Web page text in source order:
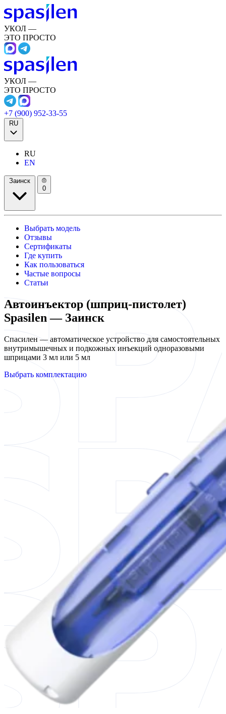
УКОЛ —
ЭТО ПРОСТО
УКОЛ —
ЭТО ПРОСТО
+7 (900) 952-33-55
RU
RU
EN
Заинск
0
Выбрать модель
Отзывы
Сертификаты
Где купить
Как пользоваться
Частые вопросы
Статьи
Автоинъектор (шприц-пистолет)
Spasilen — Заинск
Спасилен — автоматическое устройство для самостоятельных
внутримышечных и подкожных инъекций одноразовыми
шприцами 3 мл или 5 мл
Выбрать комплектацию